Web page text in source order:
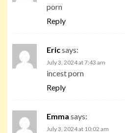
porn
Reply
Ericsays:
July 3, 2024 at 7:43 am
incest porn
Reply
Emma says:
July 3, 2024 at 10:02 am